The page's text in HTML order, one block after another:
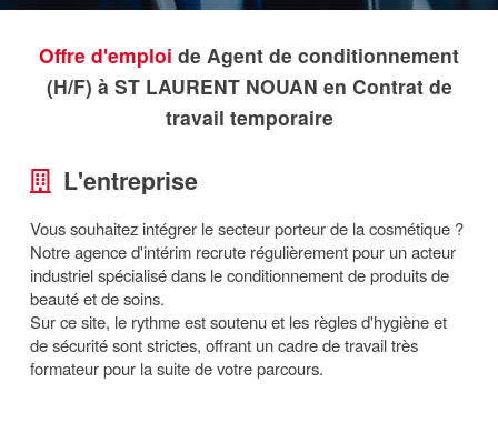
Offre d'emploi de Agent de conditionnement
(H/F) à ST LAURENT NOUAN en Contrat de
travail temporaire
L'entreprise
Vous souhaitez intégrer le secteur porteur de la cosmétique ?
Notre agence d'intérim recrute régulièrement pour un acteur
industriel spécialisé dans le conditionnement de produits de
beauté et de soins.
Sur ce site, le rythme est soutenu et les règles d'hygiène et
de sécurité sont strictes, offrant un cadre de travail très
formateur pour la suite de votre parcours.